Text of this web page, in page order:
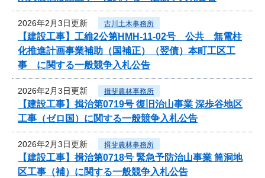
2026年2月3日更新 古川土木事務所
【建設工事】工維2公第HMH-11-02号 公共 無電柱
化推進計画事業補助（国補正）（翌債）本町工区工
事 に関する一般競争入札公告
2026年2月3日更新 揖斐農林事務所
【建設工事】揖治第0719号 復旧治山事業 深歩谷地区
工事（ゼロ国）に関する一般競争入札公告
2026年2月3日更新 揖斐農林事務所
【建設工事】揖治第0718号 緊急予防治山事業 筒洞地
区工事（補）に関する一般競争入札公告